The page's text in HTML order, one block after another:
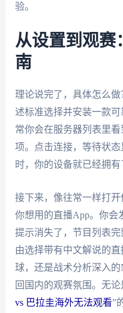
验。
从设置到观赛
南
理论说完了，具体怎么
述标准选择并安装一款
常你会在服务器列表里看
项。点击连接，等待状态
时，你的设备就已经拥有
接下来，像往常一样打
你想用的直播App。你会
提示消失了，节目列表
由选择带有中文解说的
球，还是战术分析深入
回国内的观赛氛围。无论
vs 巴拉圭海外无法观看”